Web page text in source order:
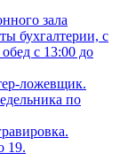
зала
бухгалтерии, с
с 13:00 до
ложевщик.
по
19.